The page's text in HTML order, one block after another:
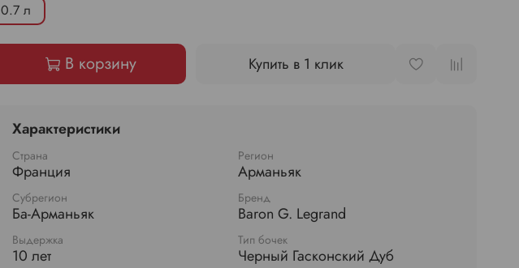
0.7 л
В корзину Купить в 1 клик
Характеристики
Страна
Франция
Регион
Арманьяк
Субрегион
Ба-Арманьяк
Бренд
Baron G. Legrand
Выдержка
10 лет
Тип бочек
Черный Гасконский Дуб